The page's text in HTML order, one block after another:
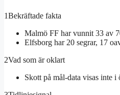
1Bekräftade fakta
Malmö FF har vunnit 33 av
Elfsborg har 20 segrar, 17
2Vad som är oklart
Skott på mål-data visas inte